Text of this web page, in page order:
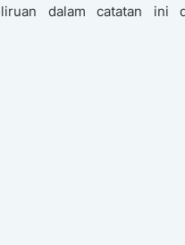
dalam catatan ini